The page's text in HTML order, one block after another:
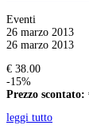
Eventi
26 marzo 2013
26 marzo 2013
€ 38.00
-15%
Prezzo scontato:
leggi tutto